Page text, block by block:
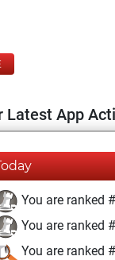
Latest App
You are ranked
You are ranked
You are ranked